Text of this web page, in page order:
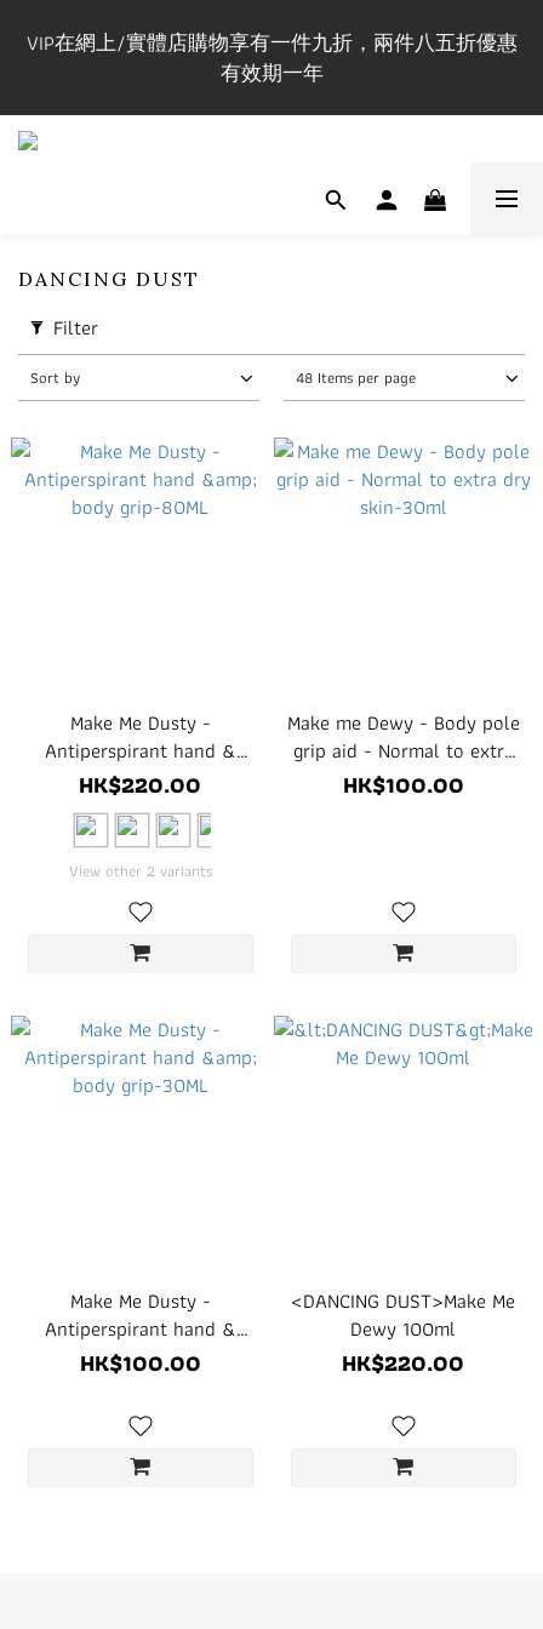
購買正價貨品$1200立即成為Maxi VIP並即時享有全單
85折
VIP在網上/實體店購物享有一件九折，兩件八五折優惠
有效期一年
門市開放時間 Mon-Fri 3-9pm, Sat-Sun 1-7pm 年中無休.
購買正價貨品$1200立即成為Maxi VIP並即時享有全單
DANCING DUST
Filter
Sort by 48 Items per page
Make Me Dusty -
Antiperspirant hand &
body grip-80ML
HK$220.00
View other 2 variants
Make me Dewy - Body pole
grip aid - Normal to extra
dry skin-30ml
HK$100.00
Make Me Dusty -
Antiperspirant hand &
body grip-30ML
HK$100.00
<DANCING DUST>Make Me
Dewy 100ml
HK$220.00